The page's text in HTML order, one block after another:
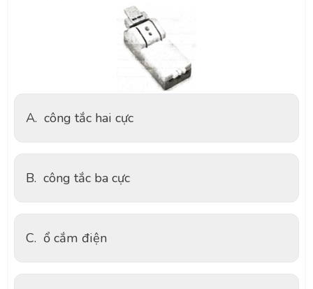
A. công tắc hai cực
B. công tắc ba cực
C. ổ cắm điện